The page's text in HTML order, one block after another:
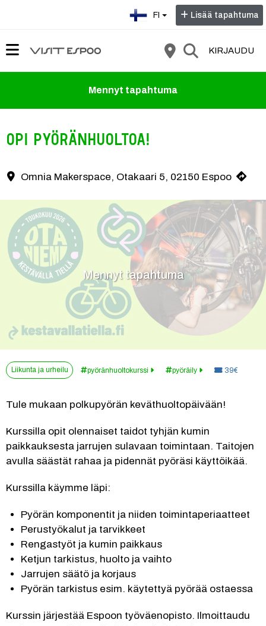
FI Lisää tapahtuma
KIRJAUDU
Mennyt tapahtuma
Opi pyöränhuoltoa!
Yhteystiedot
Omnia Makerspace, Otakaari 5, 02150 Espoo
Mennyt tapahtuma
Liikunta ja urheilu pyöränhuoltokurssi pyöräily Hinta:39€
Tule mukaan polkupyörän keväthuoltopäivään!
Kurssilla opit olennaiset taidot tyhjän kumin
paikkauksesta jarrujen sulavaan toimintaan. Taitojen
avulla säästät rahaa ja pidennät pyöräsi käyttöikää.
Kurssilla käymme läpi:
Pyörän komponentit ja niiden toimintaperiaatteet
Perustyökalut ja tarvikkeet
Rengastyöt ja kumin paikkaus
Ketjun tarkistus, huolto ja vaihto
Jarrujen säätö ja korjaus
Pyörän tarkistus esim. käytettyä pyörää ostaessa
Kurssin järjestää Espoon työväenopisto. Ilmoittaudu